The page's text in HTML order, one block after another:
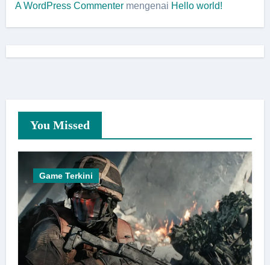
A WordPress Commentermengenai Hello world!
You Missed
Game Terkini